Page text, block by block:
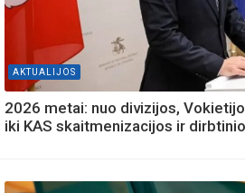
AKTUALIJOS
2026 metai: nuo divizijos,
iki KAS skaitmenizacijos ir